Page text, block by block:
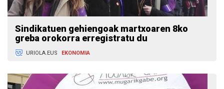
Sindikatuen gehiengoak martxoaren 8ko
greba orokorra erregistratu du
URIOLA.EUS EKONOMIA